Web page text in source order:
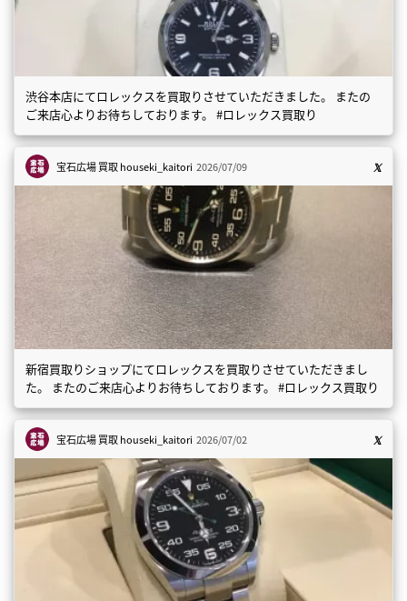
渋谷本店にてロレックスを買取りさせていただきました。 またの
ご来店心よりお待ちしております。 #ロレックス買取り
宝石広場 買取houseki_kaitori 2026/07/09
新宿買取りショップにてロレックスを買取りさせていただきまし
た。 またのご来店心よりお待ちしております。 #ロレックス買取り
宝石広場 買取houseki_kaitori 2026/07/02